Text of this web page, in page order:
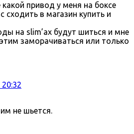
какой привод у меня на боксе
сходить в магазин купить и
на slim’ах будут шиться и мне
заморачиваться или только
20:32
не шьется.